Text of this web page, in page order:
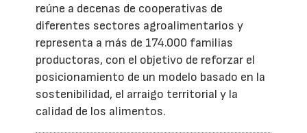
reúne a decenas de cooperativas de
diferentes sectores agroalimentarios y
representa a más de 174.000 familias
productoras, con el objetivo de reforzar el
posicionamiento de un modelo basado en la
sostenibilidad, el arraigo territorial y la
calidad de los alimentos.